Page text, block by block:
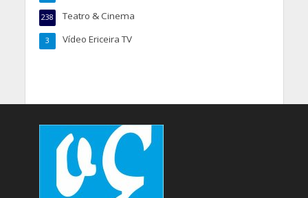
Teatro & Cinema
238
Vídeo Ericeira TV
3